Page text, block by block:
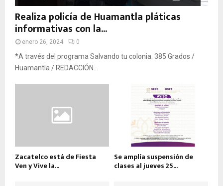
Realiza policía de Huamantla pláticas
informativas con la...
enero 26, 2024 0
*A través del programa Salvando tu colonia. 385 Grados /
Huamantla / REDACCIÓN...
Zacatelco está de Fiesta
Ven y Vive la...
Se amplía suspensión de
clases al jueves 25...